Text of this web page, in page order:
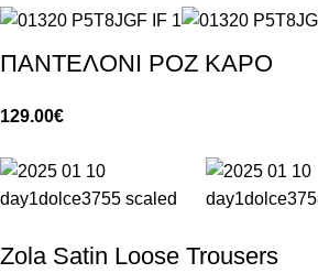
ΠΑΝΤΕΛΟΝΙ ΡΟΖ ΚΑΡΟ
129.00€
Zola Satin Loose Trousers